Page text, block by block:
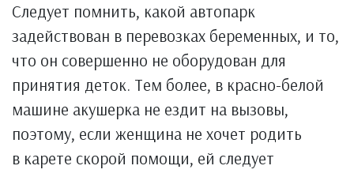
Следует помнить, какой автопарк
задействован в перевозках беременных, и то,
что он совершенно не оборудован для
принятия деток. Тем более, в красно-белой
машине акушерка не ездит на вызовы,
поэтому, если женщина не хочет родить
в карете скорой помощи, ей следует